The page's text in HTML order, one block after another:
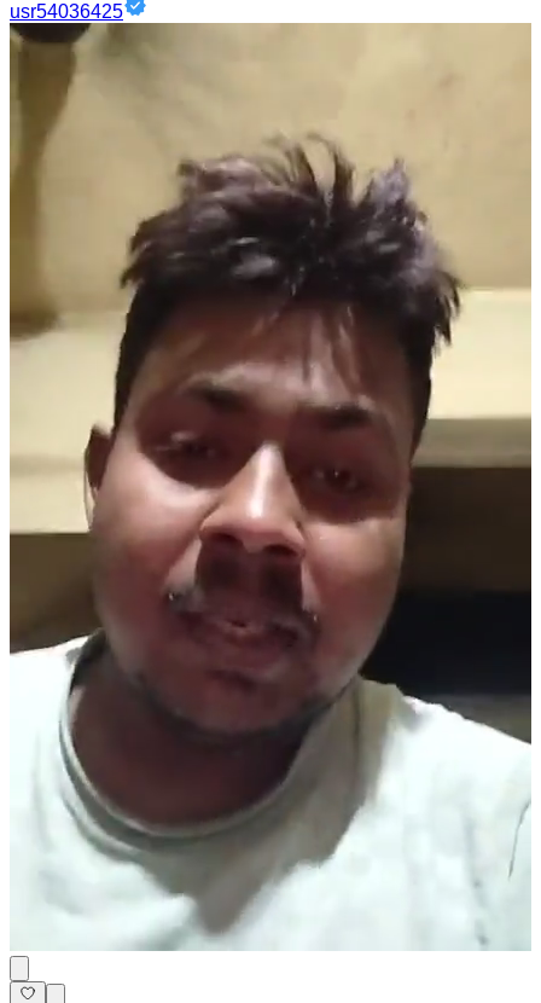
usr54036425